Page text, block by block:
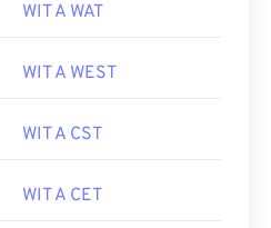
WIT A WAT
WIT A WEST
WIT A CST
WIT A CET